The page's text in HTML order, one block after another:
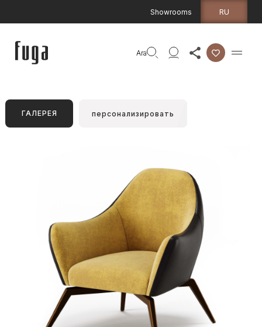
Showrooms RU
Ara
ГАЛЕРЕЯ персонализировать